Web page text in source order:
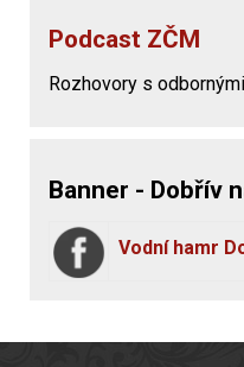
Podcast ZČM
Rozhovory s
Banner - Dobřív
Vodní hamr